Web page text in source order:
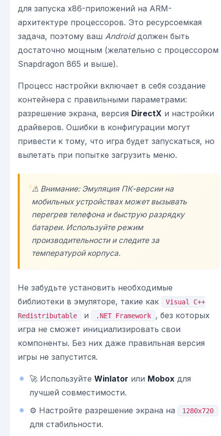
для запуска x86-приложений на ARM-
архитектуре процессоров. Это ресурсоемкая
задача, поэтому ваш Androidдолжен быть
достаточно мощным (желательно с процессором
Snapdragon 865 и выше).
Процесс настройки включает в себя создание
контейнера с правильными параметрами:
разрешение экрана, версия DirectX и настройки
драйверов. Ошибки в конфигурации могут
привести к тому, что игра будет запускаться, но
вылетать при попытке загрузить меню.
⚠️ Внимание: Эмуляция ПК-версии на
мобильных устройствах может вызывать
перегрев телефона и быструю разрядку
батареи. Используйте режим
производительности и следите за
температурой корпуса.
Не забудьте установить необходимые
библиотеки в эмуляторе, такие как
Visual C++
Redistributable
и .NET Framework
, без которых
игра не сможет инициализировать свои
компоненты. Без них даже правильная версия
игры не запустится.
🚀 Используйте Winlator или Mobox для
лучшей совместимости.
⚙️ Настройте разрешение экрана на
1280x720
для стабильности.